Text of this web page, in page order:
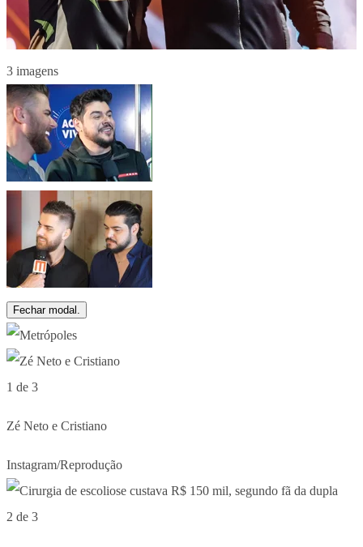
3 imagens
Fechar modal.
1 de 3
Zé Neto e Cristiano
Instagram/Reprodução
2 de 3